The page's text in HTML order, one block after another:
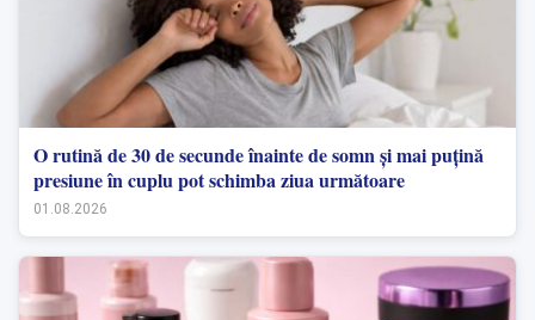
O rutină de 30 de secunde înainte de somn și mai puțină
presiune în cuplu pot schimba ziua următoare
01.08.2026